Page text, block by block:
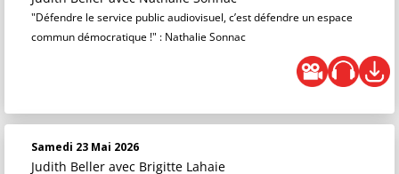
"Défendre le service public audiovisuel, c’est défendre un espace
commun démocratique !" : Nathalie Sonnac
Samedi 23 Mai 2026
Judith Beller avec Brigitte Lahaie